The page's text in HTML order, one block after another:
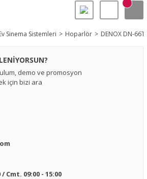
Sinema Sistemleri Hoparlör DENOX DN-
demo ve promosyon
için bizi ara
Cmt. 09:00 - 15:00